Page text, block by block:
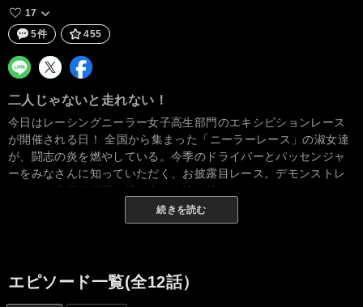
17
5件
455
二人じゃないと走れない！
今日はレーシングニーラー女子高生部門のエキシビションレース
が開催される日！ 全国から集まった「ニーラーレース」の淑女達
が、闘志の炎を燃やしている。今季のドライバーとパッセンジャ
ーをみなさんに知っていただく、お披露目レース。デモンストレ
ーション走行で無理な競り合いや追い越しはしませんが、それは
本戦でご期待ください。今季優勝を狙って戦う女子レーサーたち
が、今！ 駆（はし）りだす！
続きを読む
エピソード一覧(全12話）